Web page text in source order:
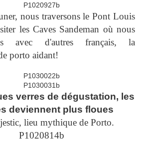
nous traversons le Pont Louis
les Caves Sandeman où nous
avec d'autres français, la
porto aidant!
verres de dégustation, les
deviennent plus floues
lieu mythique de Porto.